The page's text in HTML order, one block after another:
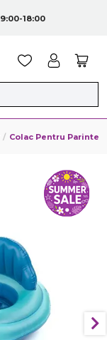
9:00-18:00
Colac Pentru Parinte